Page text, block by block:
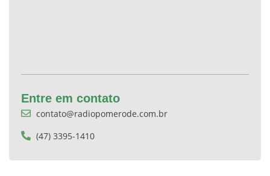
Entre em contato
contato@radiopomerode.com.br
(47) 3395-1410